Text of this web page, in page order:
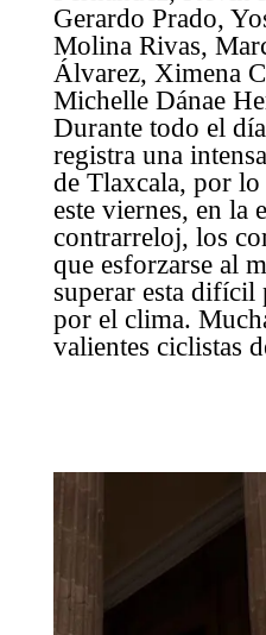
Gerardo Prado,
Molina Rivas,
Álvarez, Ximena
Michelle Dánae
Durante todo el
registra una
de Tlaxcala, por lo
este viernes, en la
contrarreloj, los
que esforzarse al
superar esta difícil
por el clima.
valientes ciclistas